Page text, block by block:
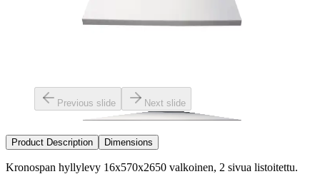
Previous slide Next slide
Product Description Dimensions
Kronospan hyllylevy 16x570x2650 valkoinen, 2 sivua listoitettu.